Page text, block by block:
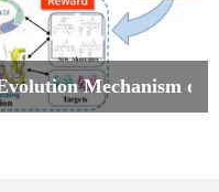
Mechanism o...